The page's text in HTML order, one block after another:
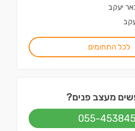
יעקב
לכל התחומים
מעצב פנים?
055-